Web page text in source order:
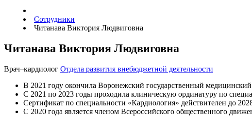
Сотрудники
Читанава Виктория Людвиговна
Читанава Виктория Людвиговна
Врач–кардиолог Отдела развития внебюджетной деятельности
В 2021 году окончила Воронежский государственный
С 2021 по 2023 годы проходила клиническую ординатуру по
Сертификат по специальности «Кардиология» действителен до
С 2020 года является членом Всероссийского общественного